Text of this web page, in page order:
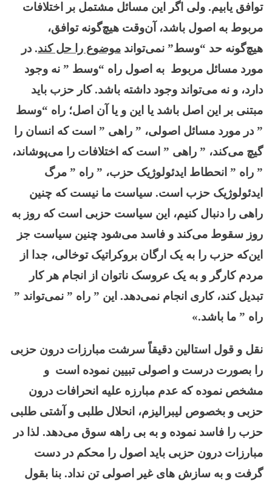
توافق یابیم. ولی اگر این مسائل مشتمل بر اختلافات
مربوط به اصول باشد، آن‌وقت هیچ‌گونه توافق،
هیچ‌گونه حد “وسط” نمی‌تواند موضوع را حل کند. در
مورد مسائل مربوط به اصول راه “وسط ” نه وجود
دارد، و نه می‌تواند وجود داشته باشد. کار حزب باید
مبتنی بر این اصل باشد یا این و یا آن اصل؛ راه “وسط
” در مورد مسائل اصولی، ” راهی ” است که انسان را
گیچ می‌کند، ” راهی ” است که اختلافات را می‌پوشاند،
” راه ” انحطاط ایدئولوژیک حزب، ” راه ” مرگ
ایدئولوژیک حزب است. سیاست ما نیست که چنین
راهی را دنبال کنیم، این سیاست حزبی است که روز به
روز سقوط می‌کند و فاسد می‌شود چنین سیاست جز
این‌که حزب را به یک ارگان بروکراتیک توخالی، جدا از
مردم کارگر و به یک عروسک ناتوان از انجام هر کار
تبدیل کند، کاری انجام نمی‌دهد. این ” راه ” نمی‌تواند ”
راه ” ما باشد.»
نقل و قول استالین دقیقاً سرشت مبارزات درون حزبی
را بصورت درست و اصولی تبیین نموده است و
مشخص نموده که عدم مبارزه علیه انحرافات درون
حزبی و بخصوص لیبرالیزم، انحلال طلبی و آشتی طلبی
حزب را فاسد نموده و به بی راهه سوق می‌دهد. لذا در
مبارزات درون حزبی باید اصول را محکم در دست
گرفت و به سازش های غیر اصولی تن نداد. بنا بقول